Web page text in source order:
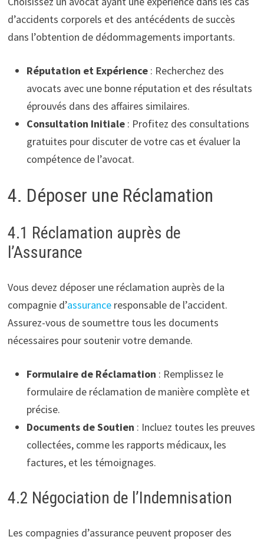
d’accidents corporels et des antécédents de succès
dans l’obtention de dédommagements importants.
Réputation et Expérience: Recherchez des
avocats avec une bonne réputation et des résultats
éprouvés dans des affaires similaires.
Consultation Initiale: Profitez des consultations
gratuites pour discuter de votre cas et évaluer la
compétence de l’avocat.
4. Déposer une Réclamation
4.1 Réclamation auprès de
l’Assurance
Vous devez déposer une réclamation auprès de la
compagnie d’assuranceresponsable de l’accident.
Assurez-vous de soumettre tous les documents
nécessaires pour soutenir votre demande.
Formulaire de Réclamation : Remplissez le
formulaire de réclamation de manière complète et
précise.
Documents de Soutien : Incluez toutes les preuves
collectées, comme les rapports médicaux, les
factures, et les témoignages.
4.2 Négociation de l’Indemnisation
Les compagnies d’assurance peuvent proposer des